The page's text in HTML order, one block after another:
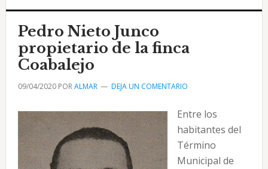
Pedro Nieto Junco
propietario de la finca
Coabalejo
09/04/2020PORALMAR DEJA UN COMENTARIO
Entre los
habitantes del
Término
Municipal de